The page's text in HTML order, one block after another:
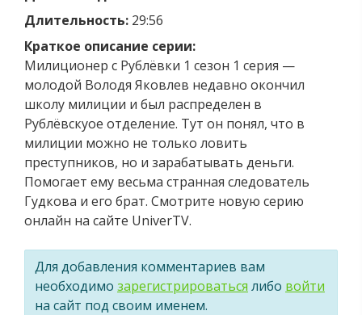
Длительность: 29:56
Краткое описание серии:
Милиционер с Рублёвки 1 сезон 1 серия —
молодой Володя Яковлев недавно окончил
школу милиции и был распределен в
Рублёвскуое отделение. Тут он понял, что в
милиции можно не только ловить
преступников, но и зарабатывать деньги.
Помогает ему весьма странная следователь
Гудкова и его брат. Смотрите новую серию
онлайн на сайте UniverTV.
Для добавления комментариев вам
необходимо зарегистрироваться либо войти
на сайт под своим именем.